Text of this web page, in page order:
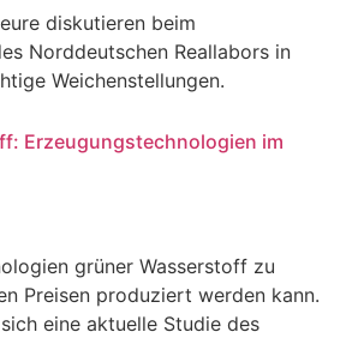
diskutieren beim
Norddeutschen Reallabors in
Weichenstellungen.
Erzeugungstechnologien im
grüner Wasserstoff zu
Preisen produziert werden kann.
eine aktuelle Studie des